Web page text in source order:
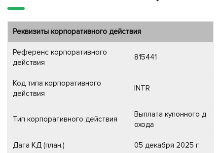
Реквизиты корпоративного действия
Референс корпоративного
действия
815441
Код типа корпоративного
действия
INTR
Тип корпоративного действия
Выплата купонного д
охода
Дата КД (план.) 05 декабря 2025 г.